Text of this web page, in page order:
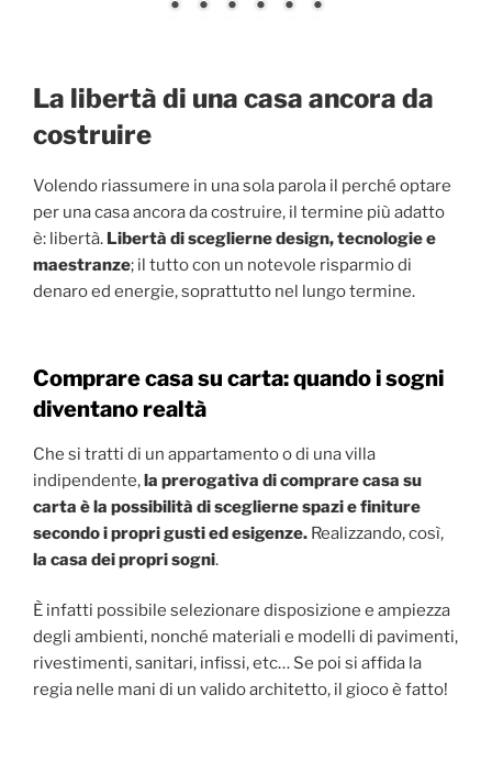
La libertà di una casa ancora da
costruire
Volendo riassumere in una sola parola il perché optare
per una casa ancora da costruire, il termine più adatto
è: libertà. Libertà di sceglierne design, tecnologie e
maestranze; il tutto con un notevole risparmio di
denaro ed energie, soprattutto nel lungo termine.
Comprare casa su carta: quando i sogni
diventano realtà
Che si tratti di un appartamento o di una villa
indipendente,la prerogativa di comprare casa su
carta è la possibilità di sceglierne spazi e finiture
secondo i propri gusti ed esigenze. Realizzando, così,
la casa dei propri sogni.
È infatti possibile selezionare disposizione e ampiezza
degli ambienti, nonché materiali e modelli di pavimenti,
rivestimenti, sanitari, infissi, etc… Se poi si affida la
regia nelle mani di un valido architetto, il gioco è fatto!